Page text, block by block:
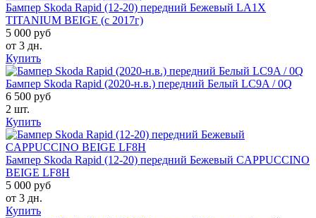
Бампер Skoda Rapid (12-20) передний Бежевый LA1X
TITANIUM BEIGE (с 2017г)
5 000 руб
от 3 дн.
Купить
Бампер Skoda Rapid (2020-н.в.) передний Белый LC9A / 0Q
6 500 руб
2 шт.
Купить
Бампер Skoda Rapid (12-20) передний Бежевый CAPPUCCINO
BEIGE LF8H
5 000 руб
от 3 дн.
Купить